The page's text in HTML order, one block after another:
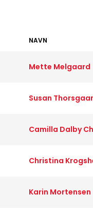
NAVN
Mette Melgaard
Susan
Camilla Dalby
Christina
Karin Mortensen